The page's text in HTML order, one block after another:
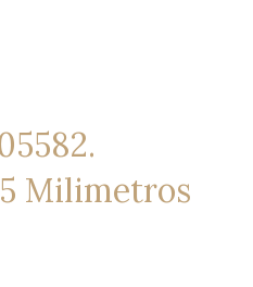
Milimetros